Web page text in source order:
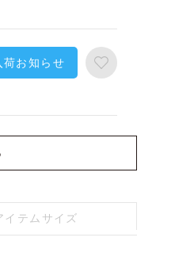
荷お知らせ
イテムサイズ